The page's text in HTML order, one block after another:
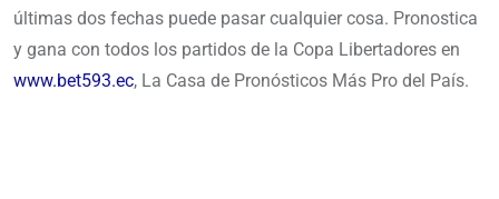
últimas dos fechas puede pasar cualquier cosa. Pronostica
y gana con todos los partidos de la Copa Libertadores en
www.bet593.ec, La Casa de Pronósticos Más Pro del País.